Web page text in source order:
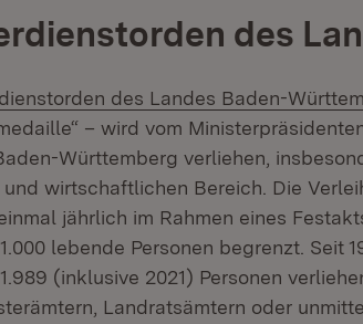
des
des Landes Baden-
– wird vom
Württemberg verliehen,
wirtschaftlichen Bereich. Die
jährlich im Rahmen eines
lebende Personen begrenzt. Seit
(inklusive 2021) Personen
Landratsämtern oder